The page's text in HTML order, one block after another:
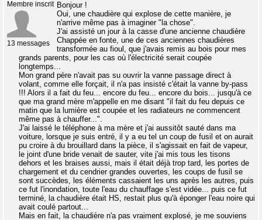
Membre inscrit
13 messages
Bonjour !
Oui, une chaudière qui explose de cette manière, je
n'arrive même pas à imaginer "la chose".
J'ai assisté un jour à la casse d'une ancienne chaudière
Chappée en fonte, une de ces anciennes chaudières
transformée au fioul, que j'avais remis au bois pour mes
grands parents, pour les cas où l'électricité serait coupée
longtemps...
Mon grand père n'avait pas su ouvrir la vanne passage direct à
volant, comme elle forçait, il n'a pas insisté c'était la vanne by-pass
!!! Alors il a fait du feu... encore du feu... encore du bois... jusqu'à ce
que ma grand mère m'appelle en me disant "il fait du feu depuis ce
matin que la lumière est coupée et les radiateurs ne commencent
même pas à chauffer...".
J'ai laissé le téléphone à ma mère et j'ai aussitôt sauté dans ma
voiture, lorsque je suis entré, il y a eu tel un coup de fusil et on aurait
pu croire à du brouillard dans la pièce, il s'agissait en fait de vapeur,
le joint d'une bride venait de sauter, vite j'ai mis tous les tisons
dehors et les braises aussi, mais il était déjà trop tard, les portes de
chargement et du cendrier grandes ouvertes, les coups de fusil se
sont succèdes, les éléments cassaient les uns après les autres, puis
ce fut l'inondation, toute l'eau du chauffage s'est vidée... puis ce fut
terminé, la chaudière était HS, restait plus qu'à éponger l'eau noire qui
avait coulé partout...
Mais en fait, la chaudière n'a pas vraiment explosé, je me souviens